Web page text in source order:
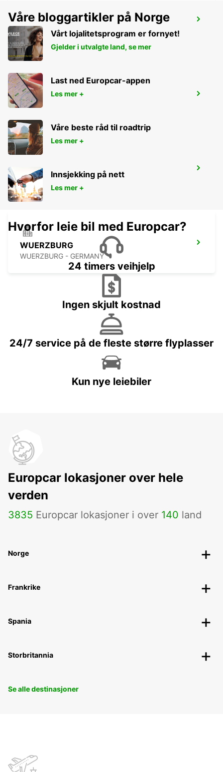
LUDWIGSBURG
LUDWIGSBURG - GERMANY
WAIBLINGEN
WAIBLINGEN - GERMANY
WUERZBURG MAIN STATION
WUERZBURG - GERMANY
WUERZBURG
WUERZBURG - GERMANY
Våre bloggartikler på Norge
Vårt lojalitetsprogram er fornyet!
Gjelder i utvalgte land, se mer
Last ned Europcar-appen
Les mer +
Våre beste råd til roadtrip
Les mer +
Innsjekking på nett
Les mer +
Hvorfor leie bil med Europcar?
24 timers veihjelp
Ingen skjult kostnad
24/7 service på de fleste større flyplasser
Kun nye leiebiler
Europcar lokasjoner over hele
verden
3835 Europcar lokasjoner i over 140 land
Norge
Frankrike
Spania
Storbritannia
Se alle destinasjoner